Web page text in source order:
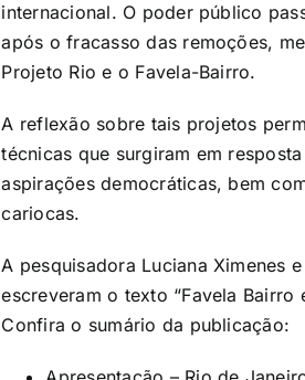
internacional. O poder público
após o fracasso das remoções,
Projeto Rio e o Favela-Bairro.
A reflexão sobre tais projetos
técnicas que surgiram em
aspirações democráticas, bem
cariocas.
A pesquisadora Luciana Ximenes
escreveram o texto “Favela Bairro
Confira o sumário da publicação: